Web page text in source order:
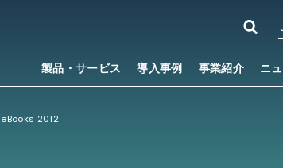
製品・サービス 導入事例 事業紹介 ニ
eBooks 2012